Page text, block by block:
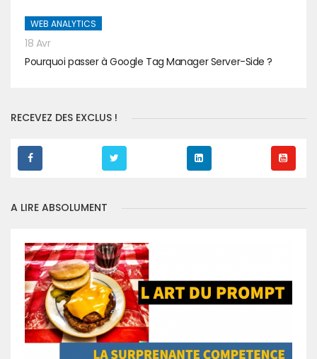
WEB ANALYTICS
18 Avr
Pourquoi passer à Google Tag Manager Server-Side ?
RECEVEZ DES EXCLUS !
A LIRE ABSOLUMENT